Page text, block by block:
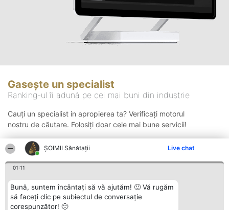
ŞOIMII Sănătații Live chat
01:11
Bună, suntem încântați să vă ajutăm! 🙂 Vă rugăm
să faceți clic pe subiectul de conversație
corespunzător! 🙂
Gasește un specialist
Ranking-ul îi adună pe cei mai buni din industrie
Cauți un specialist in apropierea ta? Verificați motorul
nostru de căutare. Folosiți doar cele mai bune servicii!